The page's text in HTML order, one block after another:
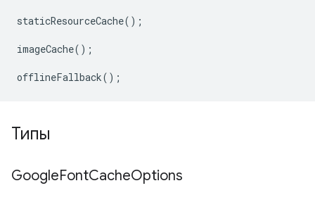
staticResourceCache();
imageCache();
offlineFallback();
Типы
GoogleFontCacheOptions